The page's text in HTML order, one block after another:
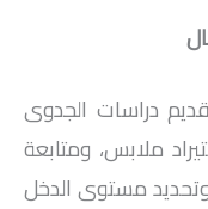
دراسات الجدوى
ملابس، ومتابعة
وتحديد مستوى الدخل